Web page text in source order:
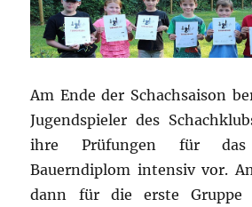
Am Ende der Schachsaison
Jugendspieler des
ihre Prüfungen für
Bauerndiplom intensiv vor.
dann für die erste Gruppe